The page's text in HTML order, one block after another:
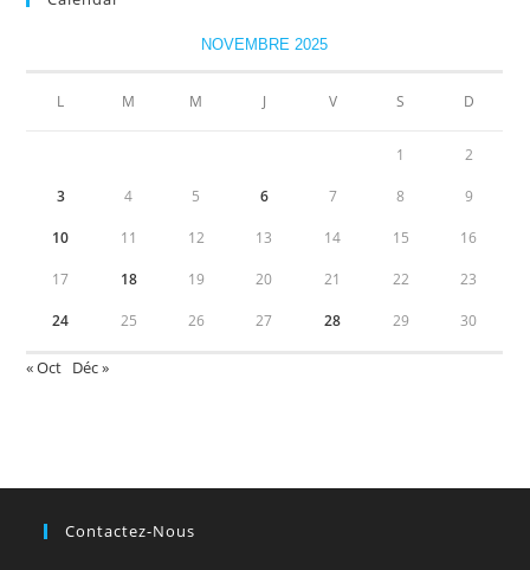
NOVEMBRE 2025
L M M J V S D
1 2
3 4 5 6 7 8 9
10 11 12 13 14 15 16
17 18 19 20 21 22 23
24 25 26 27 28 29 30
« Oct Déc »
Contactez-Nous